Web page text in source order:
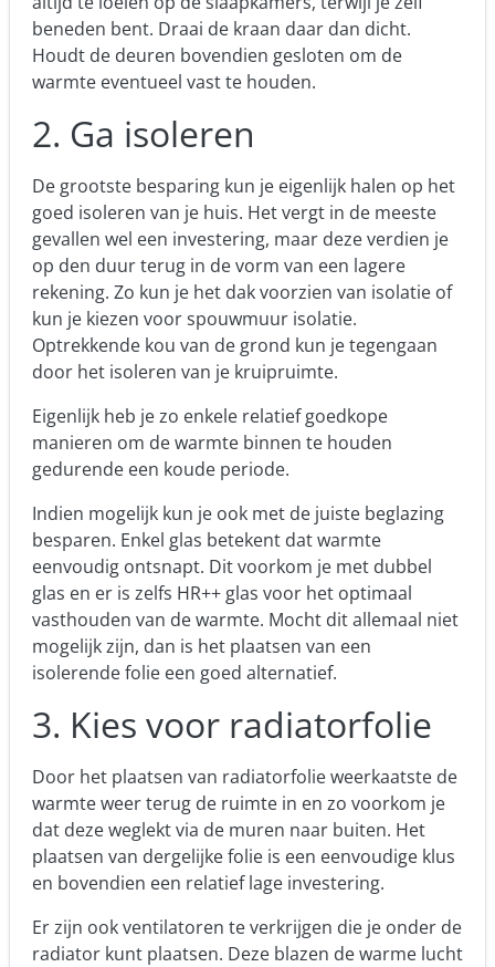
beneden bent. Draai de kraan daar dan dicht.
Houdt de deuren bovendien gesloten om de
warmte eventueel vast te houden.
2. Ga isoleren
De grootste besparing kun je eigenlijk halen op het
goed isoleren van je huis. Het vergt in de meeste
gevallen wel een investering, maar deze verdien je
op den duur terug in de vorm van een lagere
rekening. Zo kun je het dak voorzien van isolatie of
kun je kiezen voor spouwmuur isolatie.
Optrekkende kou van de grond kun je tegengaan
door het isoleren van je kruipruimte.
Eigenlijk heb je zo enkele relatief goedkope
manieren om de warmte binnen te houden
gedurende een koude periode.
Indien mogelijk kun je ook met de juiste beglazing
besparen. Enkel glas betekent dat warmte
eenvoudig ontsnapt. Dit voorkom je met dubbel
glas en er is zelfs HR++ glas voor het optimaal
vasthouden van de warmte. Mocht dit allemaal niet
mogelijk zijn, dan is het plaatsen van een
isolerende folie een goed alternatief.
3. Kies voor radiatorfolie
Door het plaatsen van radiatorfolie weerkaatste de
warmte weer terug de ruimte in en zo voorkom je
dat deze weglekt via de muren naar buiten. Het
plaatsen van dergelijke folie is een eenvoudige klus
en bovendien een relatief lage investering.
Er zijn ook ventilatoren te verkrijgen die je onder de
radiator kunt plaatsen. Deze blazen de warme lucht